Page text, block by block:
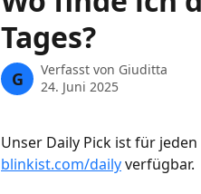
Tages?
G Verfasst von Giuditta
24. Juni 2025
Unser Daily Pick ist für
blinkist.com/daily verfügbar.